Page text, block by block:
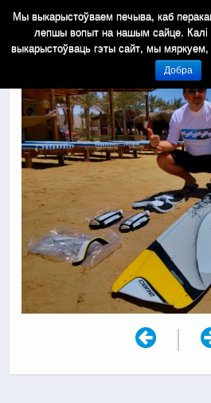
|
Мы выкарыстоўваем печыва, каб
лепшы вопыт на нашым сайце. Калі
выкарыстоўваць гэты сайт, мы
Добра